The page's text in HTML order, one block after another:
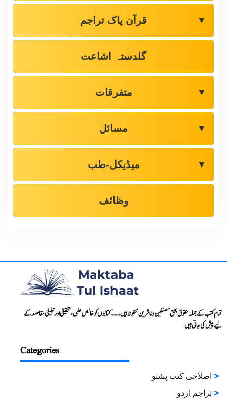
قرآن پاک تراجم ▼
گلدستہ اشاعت
متفرقات ▼
مسائل ▼
میڈیکل-طب ▼
وظائف
تمام کتب کے جملہ حقوق بحق مصنفین و ناشرین محفوظ ہیں۔۔۔ کتابوں کو خالص علمی، تحقیقی اور تبلیغی مقاصد کے
لیے پیش کی جاتی ہیں
Categories
اصلاحی کتب پشتو
تراجم اردو